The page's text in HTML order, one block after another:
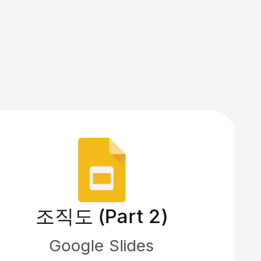
조직도 (Part 2)
Google Slides